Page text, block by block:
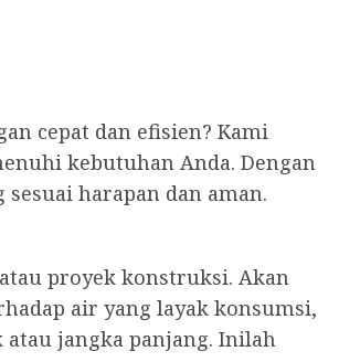
cepat dan efisien? Kami
kebutuhan Anda. Dengan
harapan dan aman.
proyek konstruksi. Akan
air yang layak konsumsi,
atau jangka panjang. Inilah